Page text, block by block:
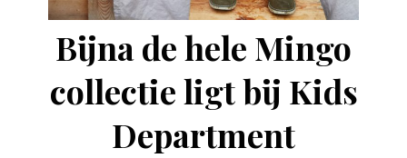
Bijna de hele Mingo
collectie ligt bij Kids
Department